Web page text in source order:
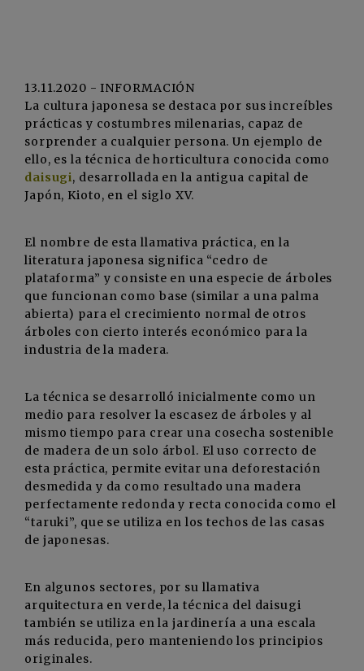
13.11.2020 - INFORMACIÓN
La cultura japonesa se destaca por sus increíbles
prácticas y costumbres milenarias, capaz de
sorprender a cualquier persona. Un ejemplo de
ello, es la técnica de horticultura conocida como
daisugi, desarrollada en la antigua capital de
Japón, Kioto, en el siglo XV.
El nombre de esta llamativa práctica, en la
literatura japonesa significa “cedro de
plataforma” y consiste en una especie de árboles
que funcionan como base (similar a una palma
abierta) para el crecimiento normal de otros
árboles con cierto interés económico para la
industria de la madera.
La técnica se desarrolló inicialmente como un
medio para resolver la escasez de árboles y al
mismo tiempo para crear una cosecha sostenible
de madera de un solo árbol. El uso correcto de
esta práctica, permite evitar una deforestación
desmedida y da como resultado una madera
perfectamente redonda y recta conocida como el
“taruki”, que se utiliza en los techos de las casas
de japonesas.
En algunos sectores, por su llamativa
arquitectura en verde, la técnica del daisugi
también se utiliza en la jardinería a una escala
más reducida, pero manteniendo los principios
originales.